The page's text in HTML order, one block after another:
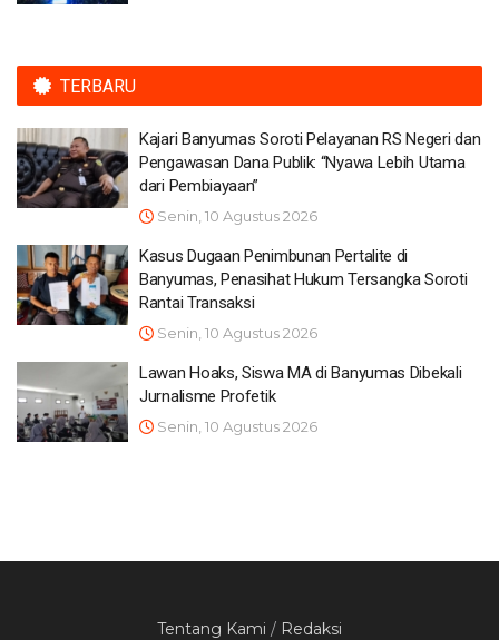
TERBARU
Kajari Banyumas Soroti Pelayanan RS Negeri dan
Pengawasan Dana Publik: “Nyawa Lebih Utama
dari Pembiayaan”
Senin, 10 Agustus 2026
Kasus Dugaan Penimbunan Pertalite di
Banyumas, Penasihat Hukum Tersangka Soroti
Rantai Transaksi
Senin, 10 Agustus 2026
Lawan Hoaks, Siswa MA di Banyumas Dibekali
Jurnalisme Profetik
Senin, 10 Agustus 2026
Tentang Kami / Redaksi